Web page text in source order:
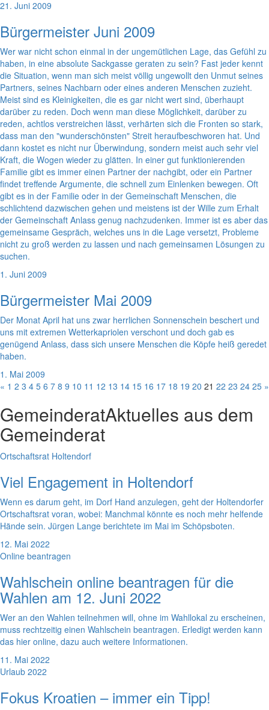
21. Juni 2009
Bürgermeister Juni 2009
Wer war nicht schon einmal in der ungemütlichen Lage, das Gefühl zu
haben, in eine absolute Sackgasse geraten zu sein? Fast jeder kennt
die Situation, wenn man sich meist völlig ungewollt den Unmut seines
Partners, seines Nachbarn oder eines anderen Menschen zuzieht.
Meist sind es Kleinigkeiten, die es gar nicht wert sind, überhaupt
darüber zu reden. Doch wenn man diese Möglichkeit, darüber zu
reden, achtlos verstreichen lässt, verhärten sich die Fronten so stark,
dass man den "wunderschönsten" Streit heraufbeschworen hat. Und
dann kostet es nicht nur Überwindung, sondern meist auch sehr viel
Kraft, die Wogen wieder zu glätten. In einer gut funktionierenden
Familie gibt es immer einen Partner der nachgibt, oder ein Partner
findet treffende Argumente, die schnell zum Einlenken bewegen. Oft
gibt es in der Familie oder in der Gemeinschaft Menschen, die
schlichtend dazwischen gehen und meistens ist der Wille zum Erhalt
der Gemeinschaft Anlass genug nachzudenken. Immer ist es aber das
gemeinsame Gespräch, welches uns in die Lage versetzt, Probleme
nicht zu groß werden zu lassen und nach gemeinsamen Lösungen zu
suchen.
1. Juni 2009
Bürgermeister Mai 2009
Der Monat April hat uns zwar herrlichen Sonnenschein beschert und
uns mit extremen Wetterkapriolen verschont und doch gab es
genügend Anlass, dass sich unsere Menschen die Köpfe heiß geredet
haben.
1. Mai 2009
« 1 2 3 4 5 6 7 8 9 10 11 12 13 14 15 16 17 18 19 20 21 22 23 24 25 »
GemeinderatAktuelles aus dem
Gemeinderat
Ortschaftsrat Holtendorf
Viel Engagement in Holtendorf
Wenn es darum geht, im Dorf Hand anzulegen, geht der Holtendorfer
Ortschaftsrat voran, wobei: Manchmal könnte es noch mehr helfende
Hände sein. Jürgen Lange berichtete im Mai im Schöpsboten.
12. Mai 2022
Online beantragen
Wahlschein online beantragen für die
Wahlen am 12. Juni 2022
Wer an den Wahlen teilnehmen will, ohne im Wahllokal zu erscheinen,
muss rechtzeitig einen Wahlschein beantragen. Erledigt werden kann
das hier online, dazu auch weitere Informationen.
11. Mai 2022
Urlaub 2022
Fokus Kroatien – immer ein Tipp!